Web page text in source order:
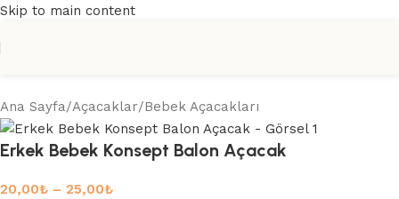
Skip to main content
Ana Sayfa/Açacaklar/Bebek Açacakları
Erkek Bebek Konsept Balon Açacak
20,00₺ – 25,00₺